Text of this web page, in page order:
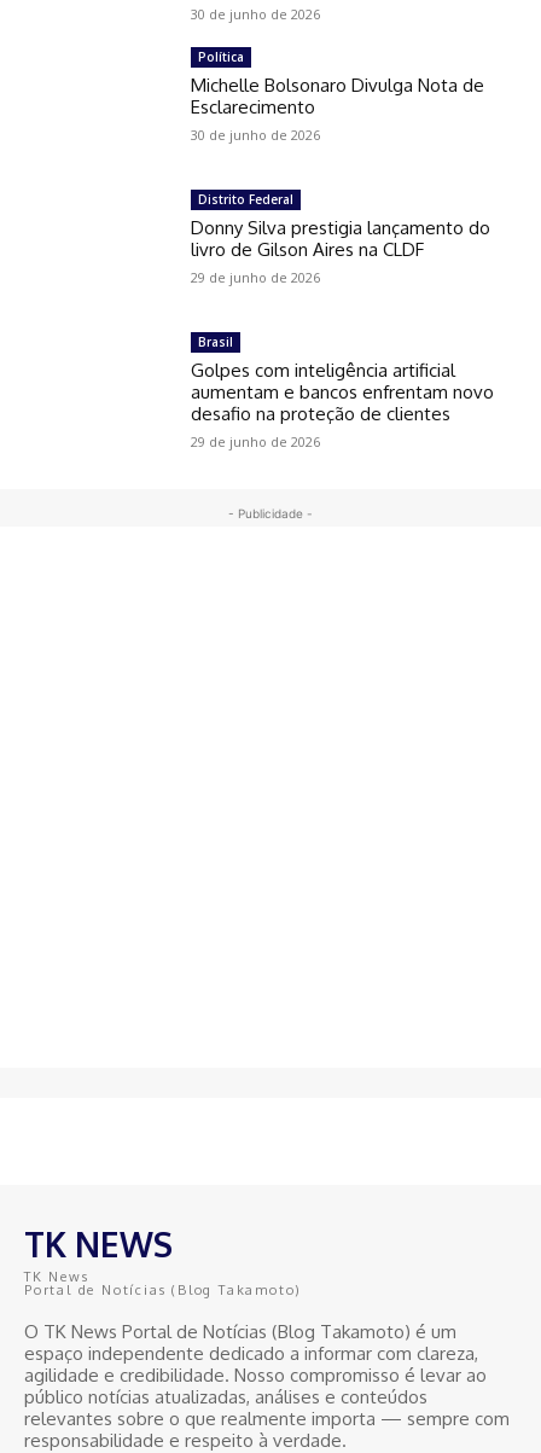
30 de junho de 2026
Política
Michelle Bolsonaro Divulga Nota de
Esclarecimento
30 de junho de 2026
Distrito Federal
Donny Silva prestigia lançamento do
livro de Gilson Aires na CLDF
29 de junho de 2026
Brasil
Golpes com inteligência artificial
aumentam e bancos enfrentam novo
desafio na proteção de clientes
29 de junho de 2026
- Publicidade -
TK NEWS
TK News
Portal de Notícias (Blog Takamoto)
O TK News Portal de Notícias (Blog Takamoto) é um
espaço independente dedicado a informar com clareza,
agilidade e credibilidade. Nosso compromisso é levar ao
público notícias atualizadas, análises e conteúdos
relevantes sobre o que realmente importa — sempre com
responsabilidade e respeito à verdade.